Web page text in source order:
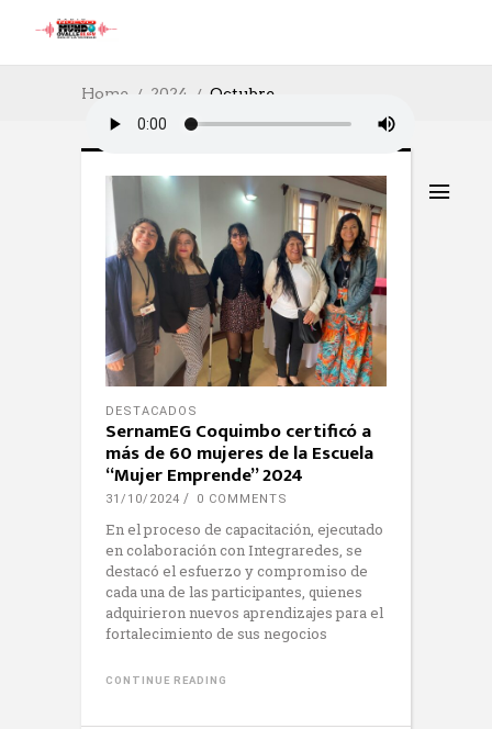
Home 2024 Octubre
DESTACADOS
SernamEG Coquimbo certificó a
más de 60 mujeres de la Escuela
“Mujer Emprende” 2024
31/10/2024 0 COMMENTS
En el proceso de capacitación, ejecutado
en colaboración con Integraredes, se
destacó el esfuerzo y compromiso de
cada una de las participantes, quienes
adquirieron nuevos aprendizajes para el
fortalecimiento de sus negocios
CONTINUE READING